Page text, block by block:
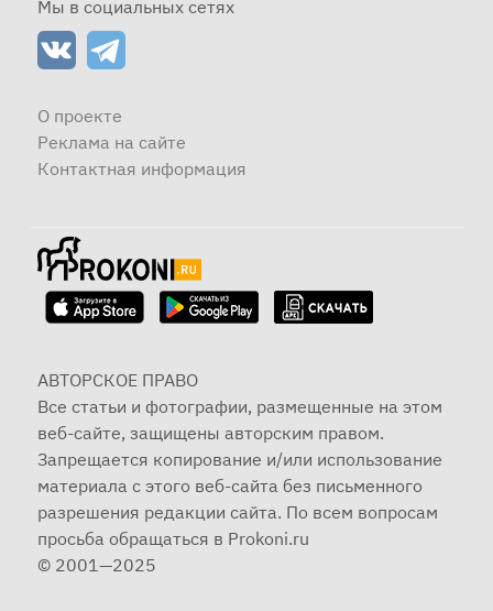
Мы в социальных сетях
О проекте
Реклама на сайте
Контактная информация
АВТОРСКОЕ ПРАВО
Все статьи и фотографии, размещенные на этом
веб-сайте, защищены авторским правом.
Запрещается копирование и/или использование
материала с этого веб-сайта без письменного
разрешения редакции сайта. По всем вопросам
просьба обращаться в Prokoni.ru
© 2001—2025